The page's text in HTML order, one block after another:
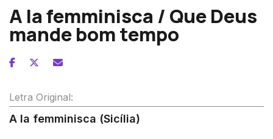
A la femminisca / Que Deus
mande bom tempo
Letra Original:
A la femminisca (Sicília)